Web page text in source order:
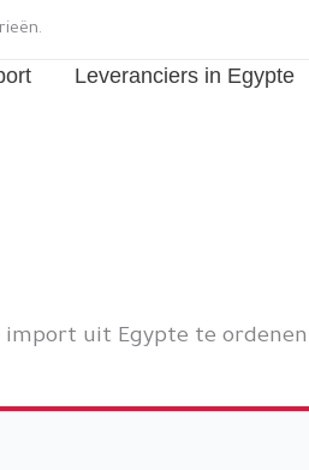
Leveranciers in Egypte
uit Egypte te